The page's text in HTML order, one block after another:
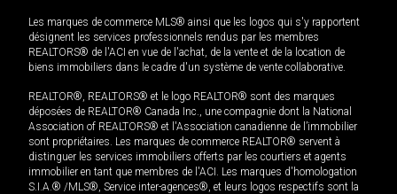
Les marques de commerce MLS® ainsi que les logos qui s'y rapportent
désignent les services professionnels rendus par les membres
REALTORS® de l'ACI en vue de l'achat, de la vente et de la location de
biens immobiliers dans le cadre d'un système de vente collaborative.
REALTOR®, REALTORS® et le logo REALTOR® sont des marques
déposées de REALTOR® Canada Inc., une compagnie dont la National
Association of REALTORS® et l'Association canadienne de l’immobilier
sont propriétaires. Les marques de commerce REALTOR® servent à
distinguer les services immobiliers offerts par les courtiers et agents
immobilier en tant que membres de l'ACI. Les marques d'homologation
S.I.A.® /MLS®, Service inter-agences®, et leurs logos respectifs sont la